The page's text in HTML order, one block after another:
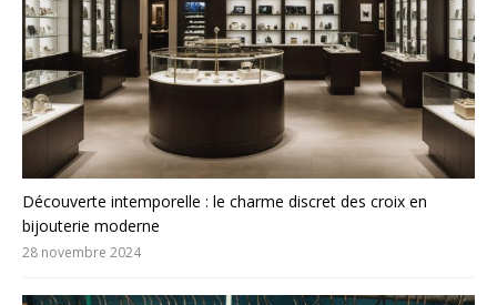
Découverte intemporelle : le charme discret des croix en
bijouterie moderne
28 novembre 2024